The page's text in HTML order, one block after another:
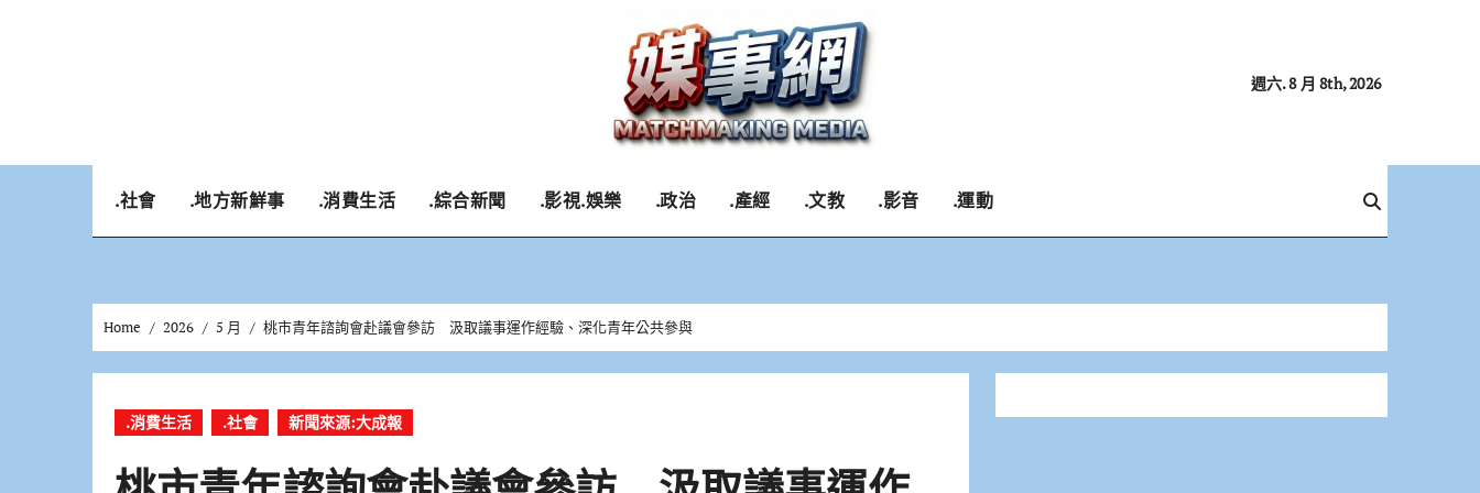
週六. 8 月 8th, 2026
.社會 .地方新鮮事 .消費生活 .綜合新聞 .影視.娛樂 .政治 .產經 .文教 .影音 .運動
Home 2026 5 月 桃市青年諮詢會赴議會參訪 汲取議事運作經驗、深化青年公共參與
.消費生活 .社會 新聞來源:大成報